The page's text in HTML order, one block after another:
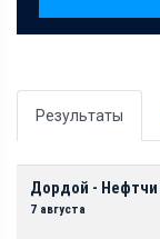
Результаты
Дордой - Нефтчи
7 августа